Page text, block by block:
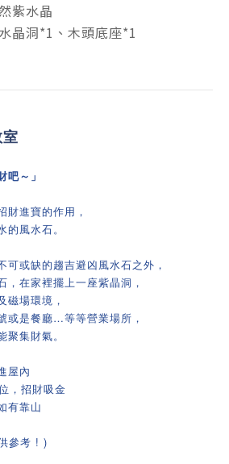
紫水晶
晶洞*1、木頭底座*1
吧～」
財進寶的作用，
風水石。
可或缺的趨吉避凶風水石之外，
，在家裡擺上一座紫晶洞，
磁場環境，
或是餐廳…等等營業場所，
集財氣。
屋內
，招財吸金
有靠山
參考 ! )